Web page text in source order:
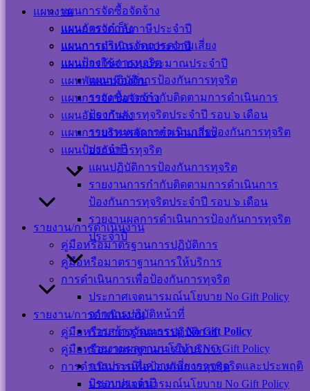
แผนการจัดซื้อจัดจ้าง
แผนอัตรากำลัง
แผนการบริหารจัดการความเสี่ยง
แผนป้องกันการทุจริต
แผนปฏิบัติการป้องกันการทุจริต
รายงานการกำกับติดตามการดำเนินการ
ป้องกันการทุจริตประจำปี รอบ ๖ เดือน
รายงานผลการดำเนินการป้องกันการทุจริต
ประจำปี
รายงาน/การดำเนินงาน
คู่มือหรือมาตรฐานการปฏิบัติการ
คู่มือหรือมาตราฐานการให้บริการ
การดำเนินการเพื่อป้องกันการทุจริต
ประกาศเจตนารมณ์นโยบาย No Gift Policy
จากการปฏิบัติหน้าที่
การสร้างวัฒนธรรมNo Gift Policy
รายงานผลตามนโยบาย NO Gift Policy
การประเมินความเสี่ยงการทุจริตและประพฤติ
มิชอบประจำปี
แผนงาน
แผนการจัดเก็บภาษีประจำปี
แผนการดำเนินงานประจำปี
แผนการใช้จ่ายงบประมาณประจำปี
แผนพัฒนาท้องถิ่น
แผนการจัดซื้อจัดจ้าง
แผนอัตรากำลัง
แผนการบริหารจัดการความเสี่ยง
แผนป้องกันการทุจริต
แผนปฏิบัติการป้องกันการทุจริต
รายงานการกำกับติดตามการดำเนินการ
ป้องกันการทุจริตประจำปี รอบ ๖ เดือน
รายงานผลการดำเนินการป้องกันการทุจริต
ประจำปี
รายงาน/การดำเนินงาน
คู่มือหรือมาตรฐานการปฏิบัติการ
คู่มือหรือมาตราฐานการให้บริการ
การดำเนินการเพื่อป้องกันการทุจริต
ประกาศเจตนารมณ์นโยบาย No Gift Policy
เครือข่าย
ออนไลน์
แผนผังเว็บไซต์
นโยบายการ
ส่วนบุคคล และ
การใช้งานคุกกี้
รักษาความ
©สงวนลิขสิทธิ์ เทศบาลตำบลปากพะยูน.